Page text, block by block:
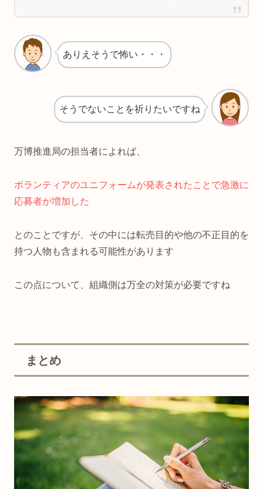
ありえそうで怖い・・・
そうでないことを祈りたいですね
万博推進局の担当者によれば、
ボランティアのユニフォームが発表されたことで急激に
応募者が増加した
とのことですが、その中には転売目的や他の不正目的を
持つ人物も含まれる可能性があります
この点について、組織側は万全の対策が必要ですね
まとめ